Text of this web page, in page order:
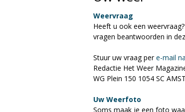
t
W
e
Weervraag
Heeft u ook een
vragen beantwoorden in
Stuur uw vraag pere-mail
Redactie Het Weer
WG Plein 150 1054 SC
Uw Weerfoto
Soms maak je een foto